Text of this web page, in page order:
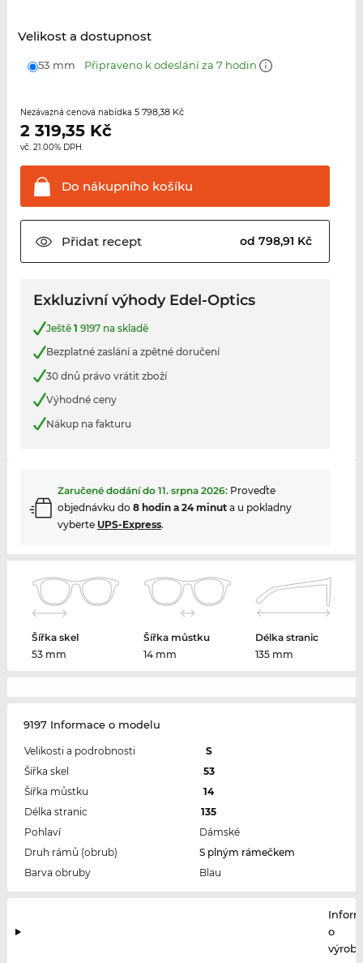
Velikost a dostupnost
53 mm Připraveno k odeslání za 7 hodin
Nezávazná cenová nabídka 5 798,38 Kč
2 319,35Kč
vč. 21.00% DPH.
Do nákupního košíku
Přidatrecept od 798,91 Kč
Exkluzivní výhody Edel-Optics
Ještě 1 9197 na skladě
Bezplatné zaslání a zpětné doručení
30 dnů právo vrátit zboží
Výhodné ceny
Nákup na fakturu
Zaručené dodání do 11. srpna 2026: Proveďte
objednávku do 8 hodin a 24 minuta u pokladny
vyberte UPS-Express.
Šířka skel
53 mm
Šířka můstku
14 mm
Délka stranic
135 mm
9197 Informace o modelu
Velikosti a podrobnosti
S
Šířka skel
53
Šířka můstku
14
Délka stranic
135
Pohlaví
Dámské
Druh rámů (obrub)
S plným rámečkem
Barva obruby
Blau
o